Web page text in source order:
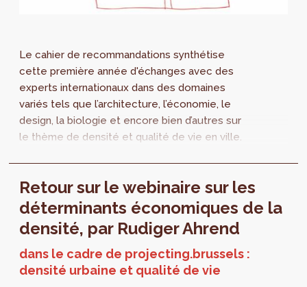
Le cahier de recommandations synthétise
cette première année d'échanges avec des
experts internationaux dans des domaines
variés tels que l’architecture, l’économie, le
design, la biologie et encore bien d’autres sur
le thème de densité et qualité de vie en ville.
Retour sur le webinaire sur les
déterminants économiques de la
densité, par Rudiger Ahrend
dans le cadre de projecting.brussels :
densité urbaine et qualité de vie